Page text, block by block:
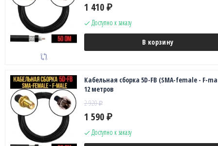
1 410 ₽
Доступно к заказу
В корзину
Кабельная сборка 5D-FB (SMA-female - F-
12 метров
2 920₽
1 590 ₽
Доступно к заказу